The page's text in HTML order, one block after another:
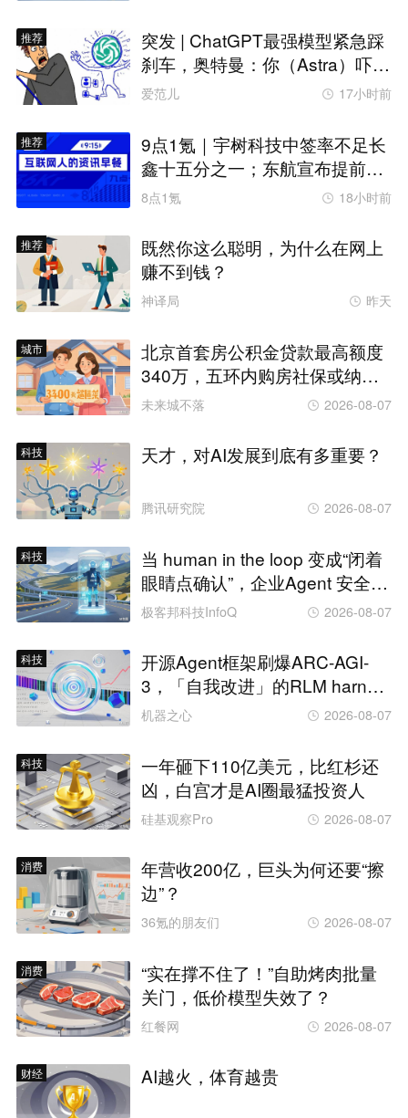
推荐
突发 | ChatGPT最强模型紧急踩
刹车，奥特曼：你（Astra）吓到
我了
爱范儿 17小时前
推荐
9点1氪｜宇树科技中签率不足长
鑫十五分之一；东航宣布提前14
天可免费退改票；雪佛兰将停止
8点1氪 18小时前
推荐
既然你这么聪明，为什么在网上
赚不到钱？
神译局 昨天
城市
北京首套房公积金贷款最高额度
340万，五环内购房社保或纳税
满一年即可！
未来城不落 2026-08-07
科技 天才，对AI发展到底有多重要？
腾讯研究院 2026-08-07
科技
当 human in the loop 变成“闭着
眼睛点确认”，企业Agent 安全还
能靠谁？
极客邦科技InfoQ 2026-08-07
科技
开源Agent框架刷爆ARC-AGI-
3，「自我改进」的RLM harnes
s引争议
机器之心 2026-08-07
科技
一年砸下110亿美元，比红杉还
凶，白宫才是AI圈最猛投资人
硅基观察Pro 2026-08-07
消费
年营收200亿，巨头为何还要“擦
边”？
36氪的朋友们 2026-08-07
消费
“实在撑不住了！”自助烤肉批量
关门，低价模型失效了？
红餐网 2026-08-07
财经 AI越火，体育越贵